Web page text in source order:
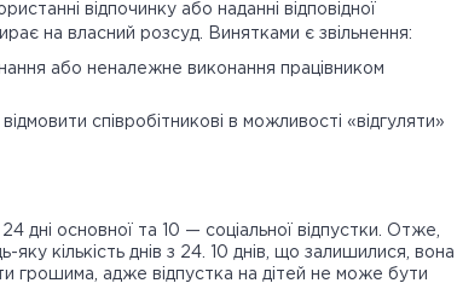
відпочинку або наданні відповідної
на власний розсуд. Винятками є звільнення:
або неналежне виконання працівником
співробітникові в можливості «відгуляти»
дні основної та 10 — соціальної відпустки. Отже,
кількість днів з 24. 10 днів, що залишилися, вона
грошима, адже відпустка на дітей не може бути